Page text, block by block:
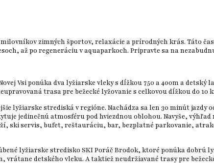
milovníkov zimných športov, relaxácie a prírodných krás. Táto
až po regeneráciu v aquaparkoch. Pripravte sa na
Vsi ponúka dva lyžiarske vleky s dĺžkou 750 a 400m a
trasa pre bežecké lyžovanie s celkovou dĺžkou do 10
lyžiarske strediská v regióne. Nachádza sa len 30 minút jazdy
jedinečnú atmosféru pod hviezdnou oblohou. Navyše,
ski servis, bufet, reštauráciu, bar, bezplatné parkovanie,
lyžiarske stredisko SKI Poráč Brodok, ktoré ponúka
vrátane detského vleku. A taktiež neudržiavané trasy pre